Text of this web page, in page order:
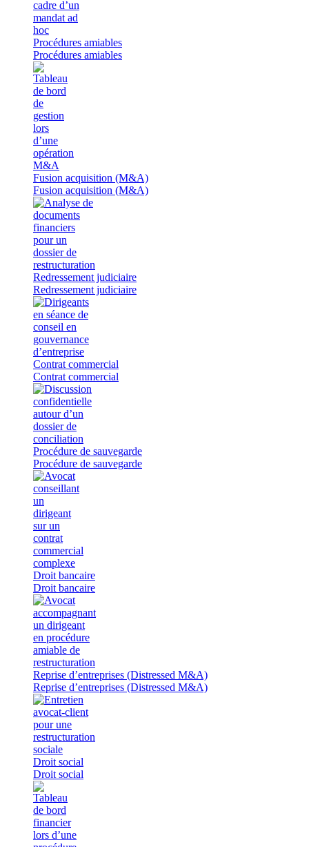
Procédures amiables
Procédures amiables
Fusion acquisition (M&A)
Fusion acquisition (M&A)
Redressement judiciaire
Redressement judiciaire
Contrat commercial
Contrat commercial
Procédure de sauvegarde
Procédure de sauvegarde
Droit bancaire
Droit bancaire
Reprise d’entreprises (Distressed M&A)
Reprise d’entreprises (Distressed M&A)
Droit social
Droit social